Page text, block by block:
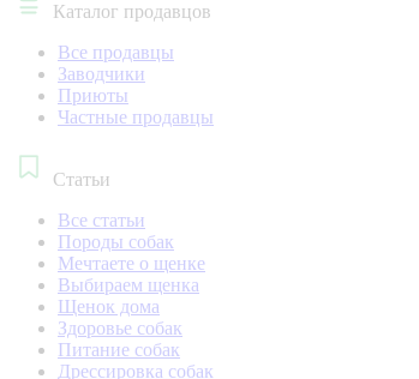
Каталог продавцов
Все продавцы
Заводчики
Приюты
Частные продавцы
Статьи
Все статьи
Породы собак
Мечтаете о щенке
Выбираем щенка
Щенок дома
Здоровье собак
Питание собак
Дрессировка собак